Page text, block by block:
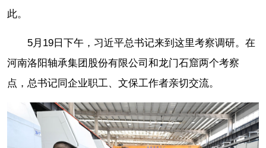
此。
5月19日下午，习近平总书记来到这里考察调研。在
河南洛阳轴承集团股份有限公司和龙门石窟两个考察
点，总书记同企业职工、文保工作者亲切交流。